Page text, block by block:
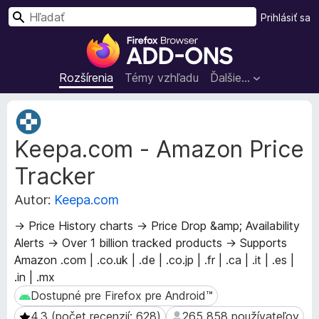
D
o
p
l
y
p
r
e
h
i
a
Rozšírenia Témy vzhľadu Ďalšie…
Prihlásiť sa
H
Keepa.com - Amazon Price
Tracker
Autor: Keepa.com
→ Price History charts → Price Drop &amp; Availability
Alerts → Over 1 billion tracked products → Supports
Amazon .com | .co.uk | .de | .co.jp | .fr | .ca | .it | .es |
.in | .mx
Dostupné pre Firefox pre Android™
Dostupné pre Firefox pre Android™
4.3 (počet recenzií: 628) 265 858 používateľov
M
e
t
a
d
t
a
o
z
š
í
r